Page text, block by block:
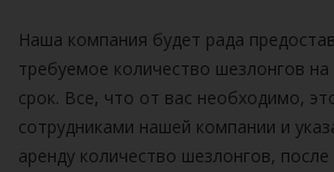
Наша компания будет рада
требуемое количество шезлонгов
срок. Все, что от вас необходимо,
сотрудниками нашей компании и
аренду количество шезлонгов,